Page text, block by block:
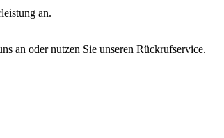
an.
an oder nutzen Sie unseren Rückrufservice.